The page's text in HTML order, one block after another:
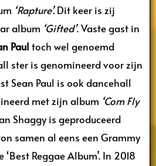
‘Rapture’.Dit keer is zij
album ‘Gifted’. Vaste gast in
Paul toch wel genoemd
ster is genomineerd voor zijn
Sean Paul is ook dancehall
met zijn album ‘Com Fly
Shaggy is geproduceerd
samen al eens een Grammy
Reggae Album’. In 2018